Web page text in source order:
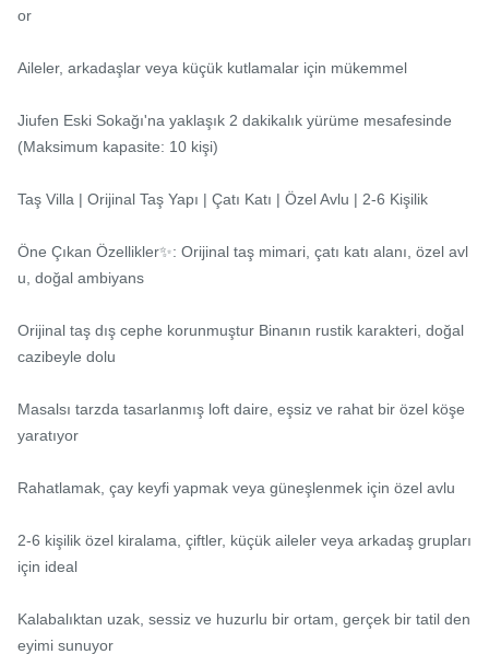
or
Aileler, arkadaşlar veya küçük kutlamalar için mükemmel
Jiufen Eski Sokağı'na yaklaşık 2 dakikalık yürüme mesafesinde
(Maksimum kapasite: 10 kişi)
Taş Villa | Orijinal Taş Yapı | Çatı Katı | Özel Avlu | 2-6 Kişilik
Öne Çıkan Özellikler✨: Orijinal taş mimari, çatı katı alanı, özel avl
u, doğal ambiyans
Orijinal taş dış cephe korunmuştur Binanın rustik karakteri, doğal
cazibeyle dolu
Masalsı tarzda tasarlanmış loft daire, eşsiz ve rahat bir özel köşe
yaratıyor
Rahatlamak, çay keyfi yapmak veya güneşlenmek için özel avlu
2-6 kişilik özel kiralama, çiftler, küçük aileler veya arkadaş grupları
için ideal
Kalabalıktan uzak, sessiz ve huzurlu bir ortam, gerçek bir tatil den
eyimi sunuyor